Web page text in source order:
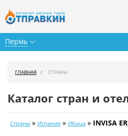
Пермь
Календарь туров
ГЛАВНАЯ СТРАНЫ
Каталог стран и
Страны » Испания » Ибица » INVISA